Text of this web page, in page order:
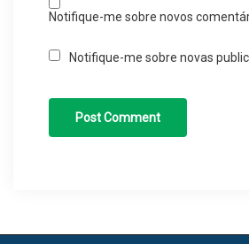
Notifique-me sobre novos
Notifique-me sobre novas